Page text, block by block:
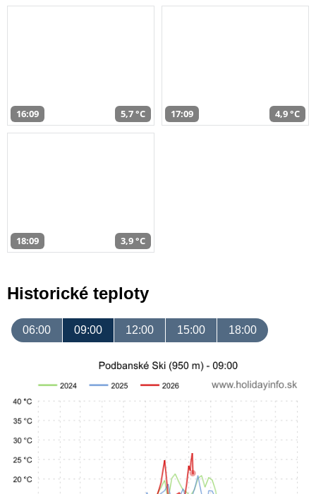
16:09 5,7 °C 17:09 4,9 °C
18:09 3,9 °C
Historické teploty
06:00 09:00 12:00 15:00 18:00